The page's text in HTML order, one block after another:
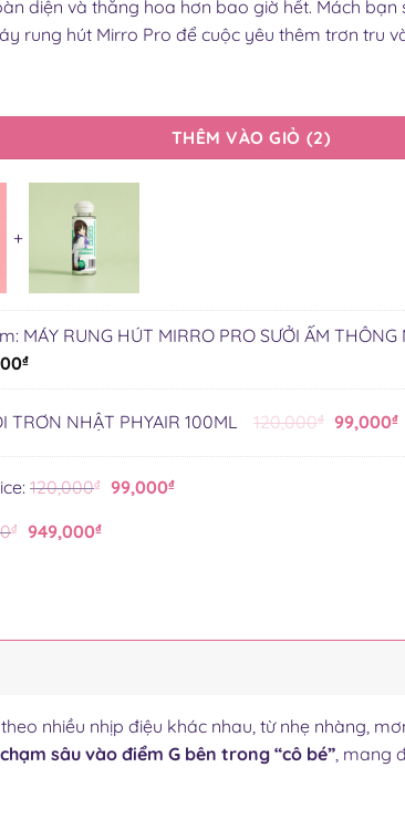
diện và thăng hoa hơn bao giờ hết. Mách bạn
rung hút Mirro Pro để cuộc yêu thêm trơn tru
MIRRO PRO SƯỞI ẤM THÔNG MINH 10 CHẾ ĐỘ số
THÊM VÀO GIỎ 2
MÁY RUNG HÚT MIRRO PRO SƯỞI ẤM
₫
TRƠN NHẬT PHYAIR 100ML 120,000₫ Giá
99,000₫
120,000₫ 99,000₫
₫ 949,000₫
theo nhiều nhịp điệu khác nhau, từ nhẹ nhàng,
chạm sâu vào điểm G bên trong “cô bé”, mang